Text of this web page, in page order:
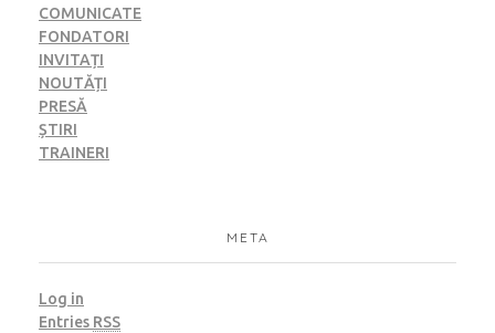
COMUNICATE
FONDATORI
INVITAȚI
NOUTĂȚI
PRESĂ
ȘTIRI
TRAINERI
META
Log in
Entries RSS